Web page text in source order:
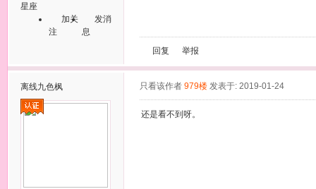
星座
加关
注
发消
息
回复 举报
离线九色枫 只看该作者 979楼 发表于: 2019-01-24
还是看不到呀。